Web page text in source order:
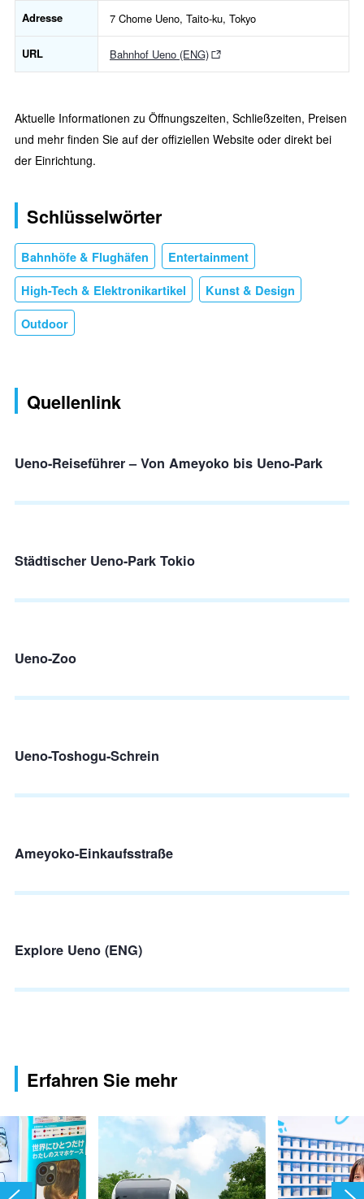
Adresse 7 Chome Ueno, Taito-ku, Tokyo
URL Bahnhof Ueno (ENG)
Aktuelle Informationen zu Öffnungszeiten, Schließzeiten, Preisen
und mehr finden Sie auf der offiziellen Website oder direkt bei
der Einrichtung.
Schlüsselwörter
Bahnhöfe & Flughäfen Entertainment
High-Tech & Elektronikartikel Kunst & Design
Outdoor
Quellenlink
Ueno-Reiseführer – Von Ameyoko bis Ueno-Park
Städtischer Ueno-Park Tokio
Ueno-Zoo
Ueno-Toshogu-Schrein
Ameyoko-Einkaufsstraße
Explore Ueno (ENG)
Erfahren Sie mehr